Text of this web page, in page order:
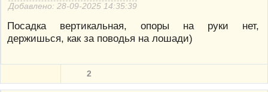
Добавлено: 28-09-2025 14:35:39
Посадка вертикальная, опоры на руки нет,
держишься, как за поводья на лошади)
2